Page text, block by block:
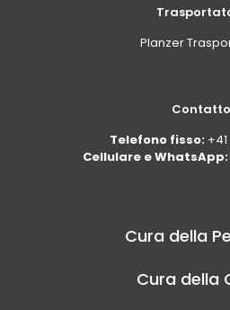
Planzer
Contatto
Telefono fisso:
Cellulare e WhatsApp:
Cura della
Cura della